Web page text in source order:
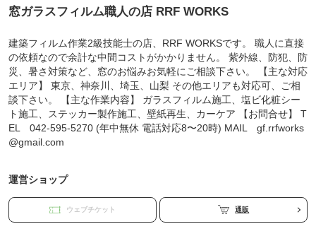
窓ガラスフィルム職人の店 RRF WORKS
建築フィルム作業2級技能士の店、RRF WORKSです。 職人に直接
の依頼なので余計な中間コストがかかりません。 紫外線、防犯、防
災、暑さ対策など、窓のお悩みお気軽にご相談下さい。 【主な対応
エリア】 東京、神奈川、埼玉、山梨 その他エリアも対応可、ご相
談下さい。 【主な作業内容】 ガラスフィルム施工、塩ビ化粧シー
ト施工、ステッカー製作施工、壁紙再生、カーケア 【お問合せ】 T
EL 042-595-5270 (年中無休 電話対応8〜20時) MAIL gf.rrfworks
@gmail.com
運営ショップ
ウェブチケット 通販